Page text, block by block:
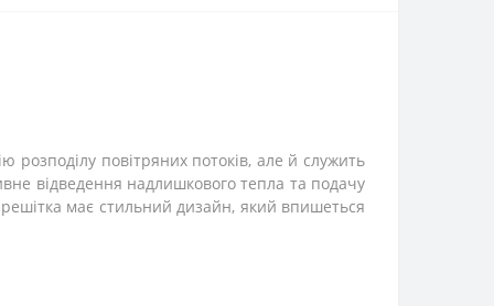
повітряних потоків, але й служить
відведення надлишкового тепла та подачу
має стильний дизайн, який впишеться